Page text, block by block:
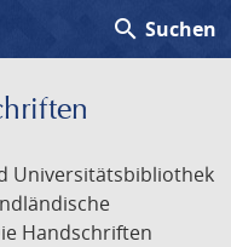
search Suchen
Universitätsbibliothek
Handschriften